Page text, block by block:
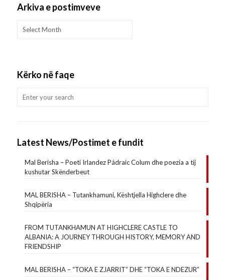
Arkiva e postimveve
Kërko në faqe
Latest News/Postimet e fundit
Mal Berisha – Poeti Irlandez Pádraic Colum dhe poezia a tij
kushutar Skënderbeut
MAL BERISHA – Tutankhamuni, Kështjella Highclere dhe
Shqipëria
FROM TUTANKHAMUN AT HIGHCLERE CASTLE TO
ALBANIA: A JOURNEY THROUGH HISTORY, MEMORY AND
FRIENDSHIP
MAL BERISHA – “TOKA E ZJARRIT” DHE “TOKA E NDEZUR”